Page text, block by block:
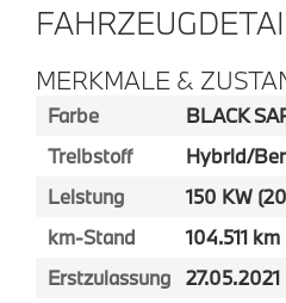
MERKMALE &
Farbe
BLACK
Treibstoff
Hybrid/
Leistung
150 KW
km-Stand
104.511 km
Erstzulassung
27.05.2021